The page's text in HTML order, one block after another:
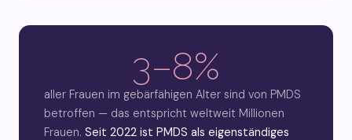
3–8%
aller Frauen im gebärfähigen Alter sind von PMDS
betroffen — das entspricht weltweit Millionen
Frauen. Seit 2022 ist PMDS als eigenständiges